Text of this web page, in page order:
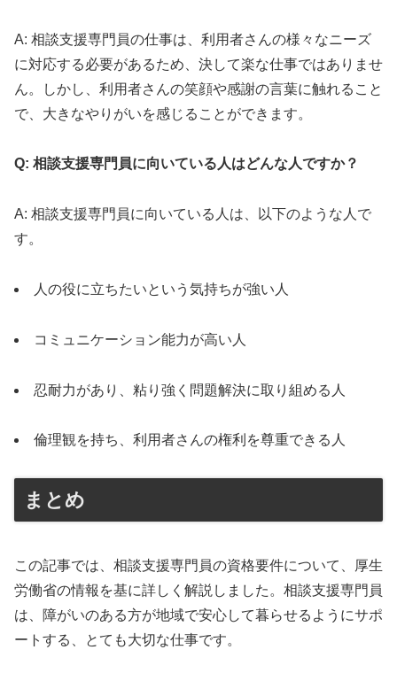
A: 相談支援専門員の仕事は、利用者さんの様々なニーズ
に対応する必要があるため、決して楽な仕事ではありませ
ん。しかし、利用者さんの笑顔や感謝の言葉に触れること
で、大きなやりがいを感じることができます。
Q: 相談支援専門員に向いている人はどんな人ですか？
A: 相談支援専門員に向いている人は、以下のような人で
す。
人の役に立ちたいという気持ちが強い人
コミュニケーション能力が高い人
忍耐力があり、粘り強く問題解決に取り組める人
倫理観を持ち、利用者さんの権利を尊重できる人
まとめ
この記事では、相談支援専門員の資格要件について、厚生
労働省の情報を基に詳しく解説しました。相談支援専門員
は、障がいのある方が地域で安心して暮らせるようにサポ
ートする、とても大切な仕事です。